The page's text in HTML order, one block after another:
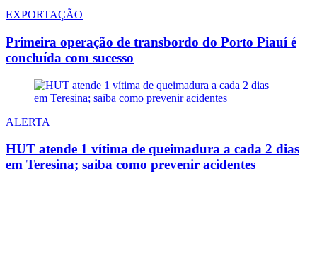
EXPORTAÇÃO
Primeira operação de transbordo do Porto Piauí é
concluída com sucesso
ALERTA
HUT atende 1 vítima de queimadura a cada 2 dias
em Teresina; saiba como prevenir acidentes